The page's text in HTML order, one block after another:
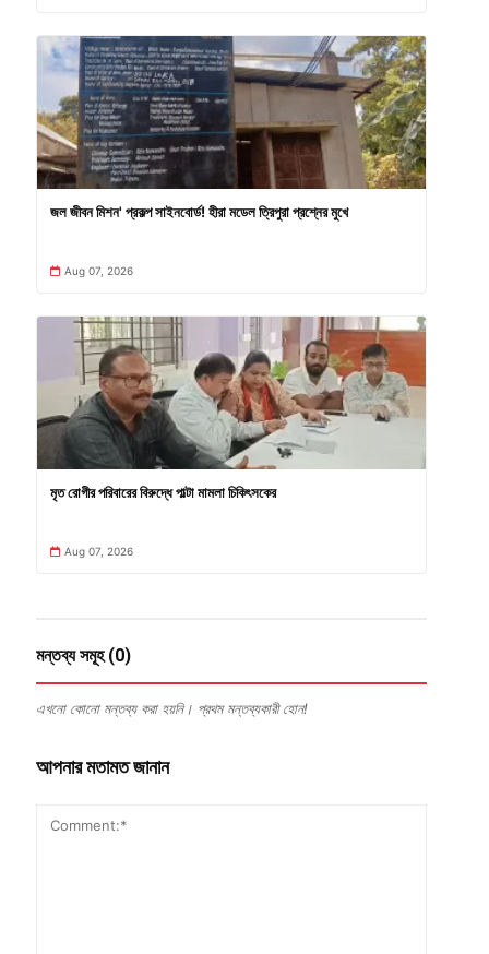
জল জীবন মিশন' প্রকল্প সাইনবোর্ড! হীরা মডেল ত্রিপুরা প্রশ্নের মুখে
Aug 07, 2026
মৃত রোগীর পরিবারের বিরুদ্ধে পাল্টা মামলা চিকিৎসকের
Aug 07, 2026
মন্তব্য সমূহ (0)
এখনো কোনো মন্তব্য করা হয়নি। প্রথম মন্তব্যকারী হোন!
আপনার মতামত জানান